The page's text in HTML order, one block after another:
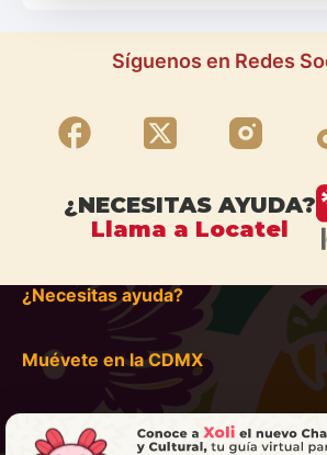
Síguenos en Redes
¿NECESITAS AYUDA?
Llama a Locatel
¿Necesitas ayuda?
Muévete en la CDMX